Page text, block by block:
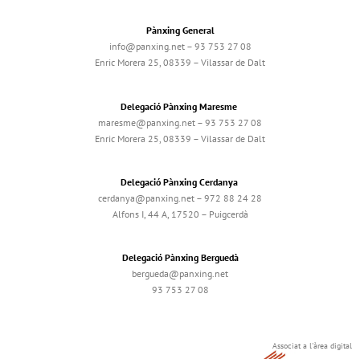
Pànxing General
info@panxing.net – 93 753 27 08
Enric Morera 25, 08339 – Vilassar de Dalt
Delegació Pànxing Maresme
maresme@panxing.net – 93 753 27 08
Enric Morera 25, 08339 – Vilassar de Dalt
Delegació Pànxing Cerdanya
cerdanya@panxing.net – 972 88 24 28
Alfons I, 44 A, 17520 – Puigcerdà
Delegació Pànxing Berguedà
bergueda@panxing.net
93 753 27 08
Associat a l'àrea digital